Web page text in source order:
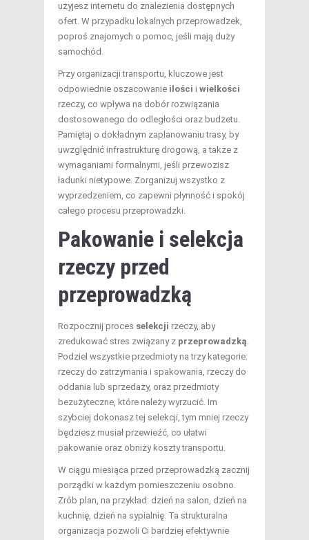
użyjesz internetu do znalezienia dostępnych
ofert. W przypadku lokalnych przeprowadzek,
poproś znajomych o pomoc, jeśli mają duży
samochód.
Przy organizacji transportu, kluczowe jest
odpowiednie oszacowanie ilości i wielkości
rzeczy, co wpływa na dobór rozwiązania
dostosowanego do odległości oraz budżetu.
Pamiętaj o dokładnym zaplanowaniu trasy, by
uwzględnić infrastrukturę drogową, a także z
wymaganiami formalnymi, jeśli przewozisz
ładunki nietypowe. Zorganizuj wszystko z
wyprzedzeniem, co zapewni płynność i spokój
całego procesu przeprowadzki.
Pakowanie i selekcja
rzeczy przed
przeprowadzką
Rozpocznij proces selekcji rzeczy, aby
zredukować stres związany z przeprowadzką.
Podziel wszystkie przedmioty na trzy kategorie:
rzeczy do zatrzymania i spakowania, rzeczy do
oddania lub sprzedaży, oraz przedmioty
bezużyteczne, które należy wyrzucić. Im
szybciej dokonasz tej selekcji, tym mniej rzeczy
będziesz musiał przewieźć, co ułatwi
pakowanie oraz obniży koszty transportu.
W ciągu miesiąca przed przeprowadzką zacznij
porządki w każdym pomieszczeniu osobno.
Zrób plan, na przykład: dzień na salon, dzień na
kuchnię, dzień na sypialnię. Ta strukturalna
organizacja pozwoli Ci bardziej efektywnie